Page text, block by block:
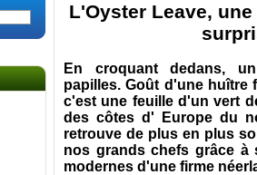
L'Oyster Leave,
En croquant dedans,
papilles. Goût d'une huître
c'est une feuille d'un vert
des côtes d' Europe du
retrouve de plus en plus
nos grands chefs grâce à
modernes d'une firme